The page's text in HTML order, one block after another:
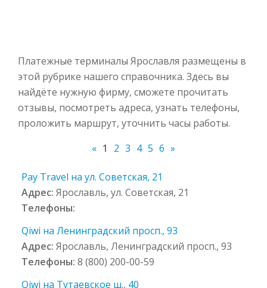
Платежные терминалы Ярославля размещены в
этой рубрике нашего справочника. Здесь вы
найдёте нужную фирму, сможете прочитать
отзывы, посмотреть адреса, узнать телефоны,
проложить маршрут, уточнить часы работы.
« 1 2 3 4 5 6 »
Pay Travel на ул. Советская, 21
Адрес:Ярославль, ул. Советская, 21
Телефоны:
Qiwi на Ленинградский просп., 93
Адрес:Ярославль, Ленинградский просп., 93
Телефоны:8 (800) 200-00-59
Qiwi на Тутаевское ш., 40